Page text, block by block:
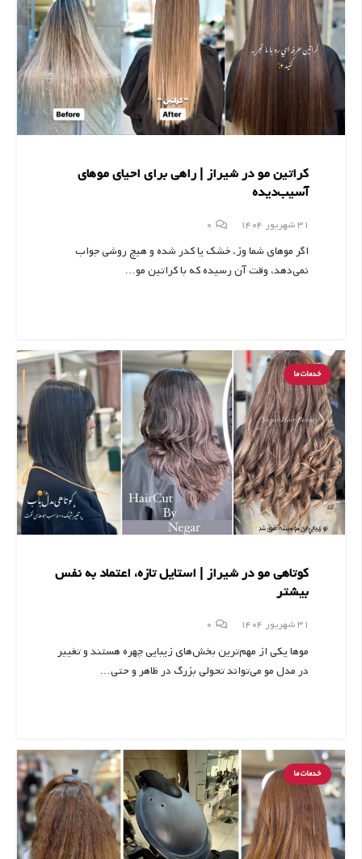
کراتین مو در شیراز | راهی برای احیای موهای
آسیب‌دیده
31 شهریور 1404 0
اگر موهای شما وز، خشک یا کدر شده و هیچ روشی جواب
نمی‌دهد، وقت آن رسیده که با کراتین مو…
خدمات ما
کوتاهی مو در شیراز | استایل تازه، اعتماد به نفس
بیشتر
31 شهریور 1404 0
موها یکی از مهم‌ترین بخش‌های زیبایی چهره هستند و تغییر
در مدل مو می‌تواند تحولی بزرگ در ظاهر و حتی…
خدمات ما